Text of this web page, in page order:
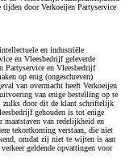
tijden door Verkoeijen Partyservice
en industriële
en Vleesbedrijf geleverde
Partyservice en Vleesbedrijf
op enig (ongeschreven)
van overmacht heeft Verkoeijen
van enige bestelling op te
zulks door dit de klant schriftelijk
gehouden is tot enige
maatstaven van redelijkheid en
tekortkoming verstaan, die niet
omdat zij niet te wijten is aan
geldende opvattingen voor